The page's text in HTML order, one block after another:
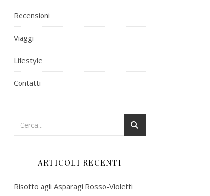
Recensioni
Viaggi
Lifestyle
Contatti
ARTICOLI RECENTI
Risotto agli Asparagi Rosso-Violetti